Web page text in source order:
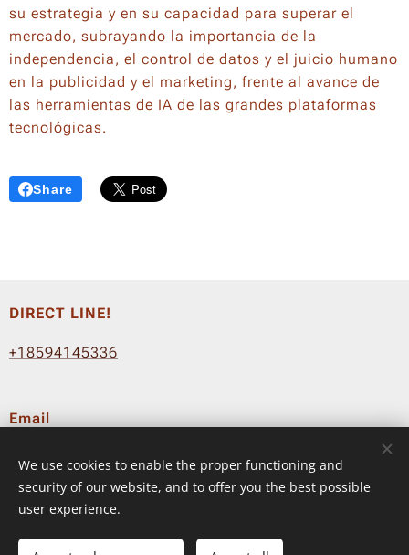
su estrategia y en su capacidad para superar el
mercado, subrayando la importancia de la
independencia, el control de datos y el juicio humano
en la publicidad y el marketing, frente al avance de
las herramientas de IA de las grandes plataformas
tecnológicas.
Share
DIRECT LINE!
+18594145336
Email
Terms & Conditions–Privacy Policy
© 2024 FLUYE RADIO ™
We use cookies to enable the proper functioning and
security of our website, and to offer you the best possible
user experience.